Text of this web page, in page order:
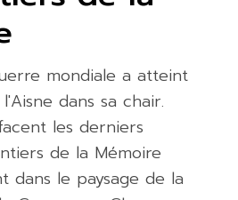
mondiale a atteint
dans sa chair.
les derniers
de la Mémoire
dans le paysage de la